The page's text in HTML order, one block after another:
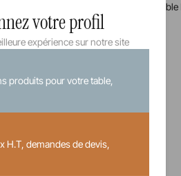
8,80 €
Prix unitaire TTC
Couteau De
24 cm
votre profil
expérience sur notre site
produits pour votre table,
H.T, demandes de devis,